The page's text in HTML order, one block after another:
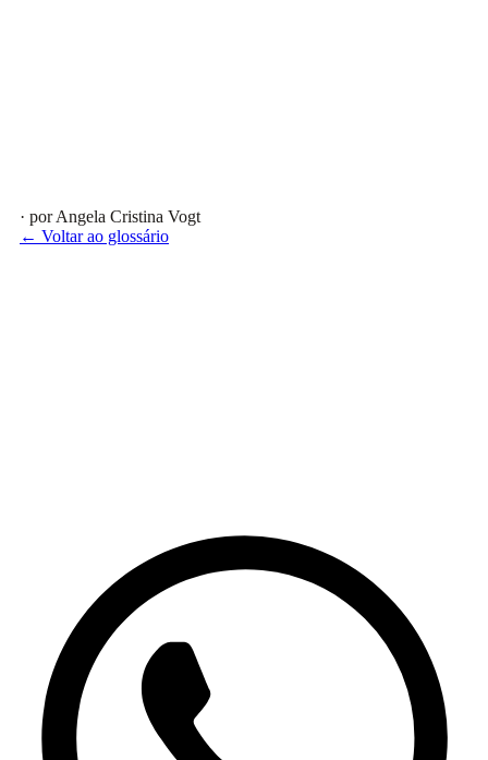
· por Angela Cristina Vogt
← Voltar ao glossário